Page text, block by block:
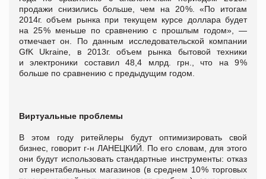
продажи снизились больше, чем на 20 %. «По итогам
2014г. объем рынка при текущем курсе доллара будет
на 25 % меньше по сравнению с прошлым годом», —
отмечает он. По данным исследовательской компании
GfK Ukraine, в 2013г. объем рынка бытовой техники
и электроники составил 48,4 млрд. грн., что на 9 %
больше по сравнению с предыдущим годом.
Виртуальные проблемы
В этом году ритейлеры будут оптимизировать свой
бизнес, говорит г-н ЛАНЕЦКИЙ. По его словам, для этого
они будут использовать стандартные инструменты: отказ
от нерентабельных магазинов (в среднем 10 % торговых